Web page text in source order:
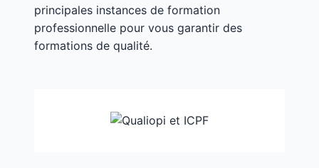
principales instances de formation
professionnelle pour vous garantir des
formations de qualité.